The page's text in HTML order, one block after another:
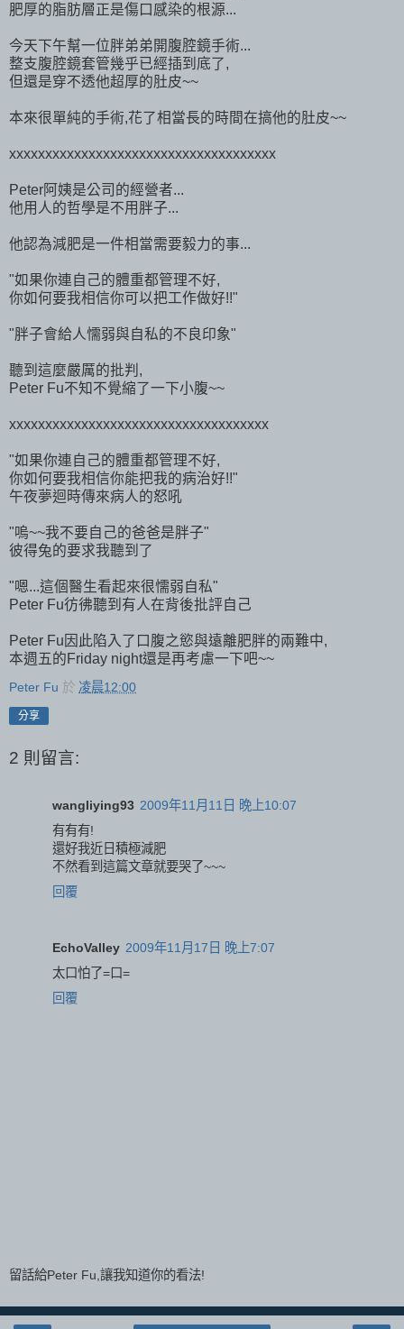
肥厚的脂肪層正是傷口感染的根源...
今天下午幫一位胖弟弟開腹腔鏡手術...
整支腹腔鏡套管幾乎已經插到底了,
但還是穿不透他超厚的肚皮~~
本來很單純的手術,花了相當長的時間在搞他的肚皮~~
xxxxxxxxxxxxxxxxxxxxxxxxxxxxxxxxxxxxx
Peter阿姨是公司的經營者...
他用人的哲學是不用胖子...
他認為減肥是一件相當需要毅力的事...
"如果你連自己的體重都管理不好,
你如何要我相信你可以把工作做好!!"
"胖子會給人懦弱與自私的不良印象"
聽到這麼嚴厲的批判,
Peter Fu不知不覺縮了一下小腹~~
xxxxxxxxxxxxxxxxxxxxxxxxxxxxxxxxxxxx
"如果你連自己的體重都管理不好,
你如何要我相信你能把我的病治好!!"
午夜夢迴時傳來病人的怒吼
"嗚~~我不要自己的爸爸是胖子"
彼得兔的要求我聽到了
"嗯...這個醫生看起來很懦弱自私"
Peter Fu彷彿聽到有人在背後批評自己
Peter Fu因此陷入了口腹之慾與遠離肥胖的兩難中,
本週五的Friday night還是再考慮一下吧~~
Peter Fu 於 凌晨12:00
分享
2 則留言:
wangliying93 2009年11月11日 晚上10:07
有有有!
還好我近日積極減肥
不然看到這篇文章就要哭了~~~
回覆
EchoValley 2009年11月17日 晚上7:07
太口怕了=口=
回覆
留話給Peter Fu,讓我知道你的看法!